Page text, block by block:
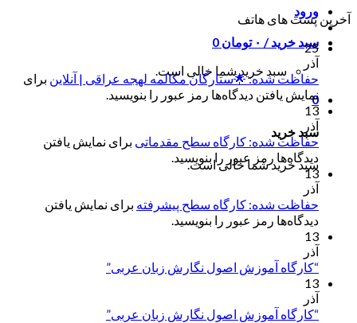
ورود
سبد خرید / ۰ تومان 0
سبد خرید شما خالی است.
0
سبد خرید
سبد خرید شما خالی است.
آخرین پست های هاتف
25
آذر
حفاظت شده: 🌟ستارگان مکالمه لهجه عراقی | آنلاین برای
نمایش یافتن دیدگاه‌ها رمز عبور را بنویسید.
13
آذر
حفاظت شده: کارگاه سطح مقدماتی برای نمایش یافتن
دیدگاه‌ها رمز عبور را بنویسید.
13
آذر
حفاظت شده: کارگاه سطح پیشرفته برای نمایش یافتن
دیدگاه‌ها رمز عبور را بنویسید.
13
آذر
“کارگاه آموزش اصول نگارش زبان عربی”
13
آذر
“کارگاه آموزش اصول نگارش زبان عربی”